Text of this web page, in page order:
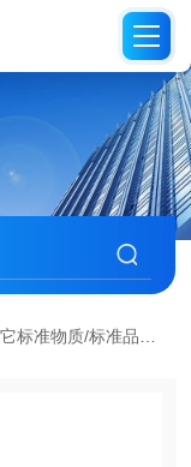
标准物质/标准品